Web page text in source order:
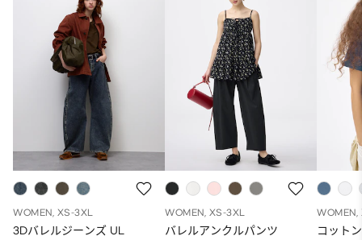
WOMEN, XS-3XL
3Dバレルジーンズ UL
WOMEN, XS-3XL
バレルアンクルパンツ
WOMEN,
コット